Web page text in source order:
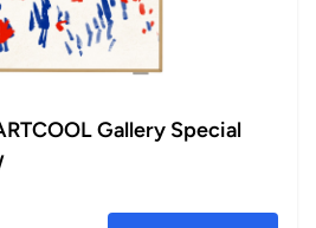
Gallery Special